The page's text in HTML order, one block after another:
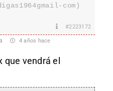
com)
#2223172
4 años hace
que vendrá el